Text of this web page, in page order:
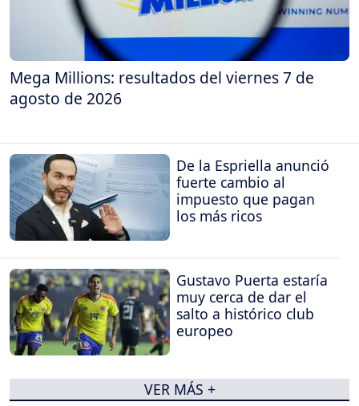
Mega Millions: resultados del viernes 7 de
agosto de 2026
De la Espriella anunció
fuerte cambio al
impuesto que pagan
los más ricos
Gustavo Puerta estaría
muy cerca de dar el
salto a histórico club
europeo
VER MÁS +